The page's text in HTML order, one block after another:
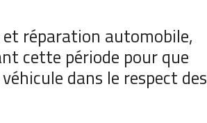
réparation automobile,
cette période pour que
dans le respect des